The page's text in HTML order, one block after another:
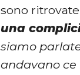
sono
una
siamo
andavano ce